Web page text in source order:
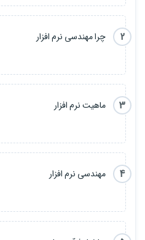
2
چرا مهندسی نرم افزار
3
ماهیت نرم افزار
4
مهندسی نرم افزار